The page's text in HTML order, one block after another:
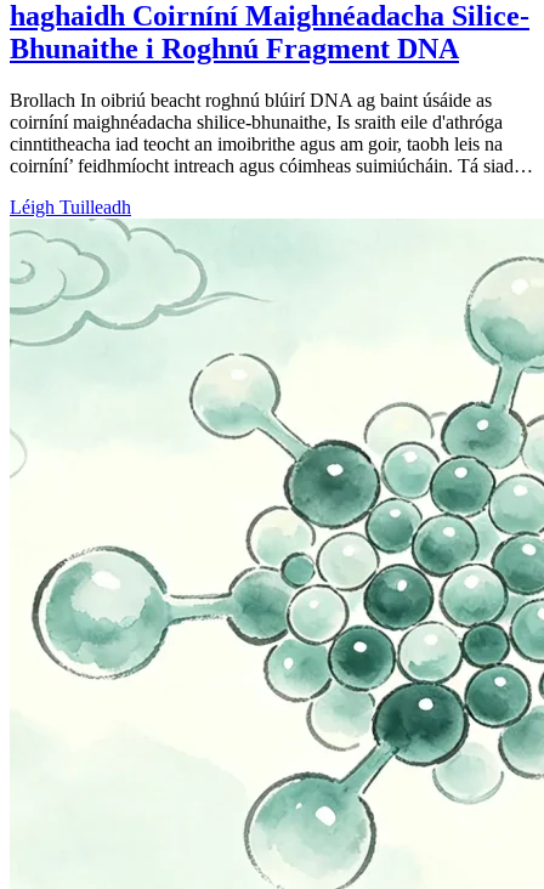
haghaidh Coirníní Maighnéadacha Silice-
Bhunaithe i Roghnú Fragment DNA
Brollach In oibriú beacht roghnú blúirí DNA ag baint úsáide as
coirníní maighnéadacha shilice-bhunaithe, Is sraith eile d'athróga
cinntitheacha iad teocht an imoibrithe agus am goir, taobh leis na
coirníní’ feidhmíocht intreach agus cóimheas suimiúcháin. Tá siad…
Léigh Tuilleadh